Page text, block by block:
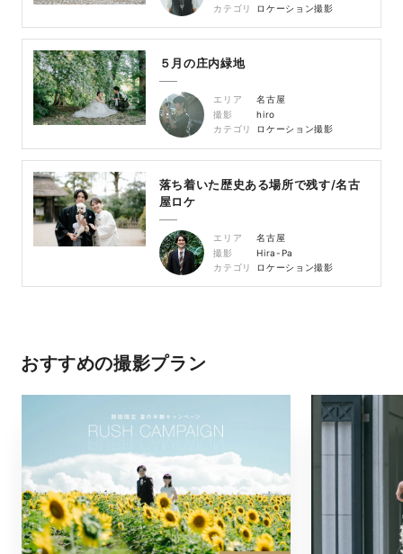
カテゴリ
ロケーション撮影
５月の庄内緑地
エリア
名古屋
撮影
hiro
カテゴリ
ロケーション撮影
落ち着いた歴史ある場所で残す/名古
屋ロケ
エリア
名古屋
撮影
Hira-Pa
カテゴリ
ロケーション撮影
おすすめの撮影プラン